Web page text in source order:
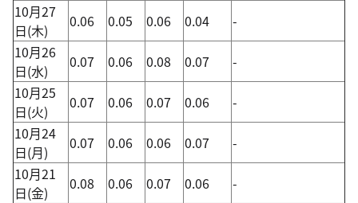
10月27
日(木)
0.06 0.05 0.06 0.04
-
10月26
日(水)
0.07 0.06 0.08 0.07
-
10月25
日(火)
0.07 0.06 0.07 0.06
-
10月24
日(月)
0.07 0.06 0.06 0.07
-
10月21
日(金)
0.08 0.06 0.07 0.06
-